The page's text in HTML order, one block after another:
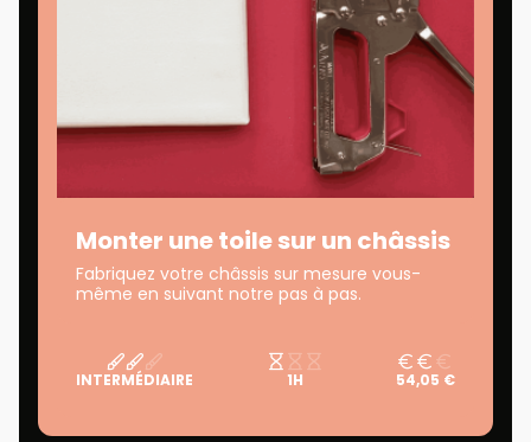
Monter une toile sur un châssis
Fabriquez votre châssis sur mesure vous-
même en suivant notre pas à pas.
INTERMÉDIAIRE 1H 54,05 €